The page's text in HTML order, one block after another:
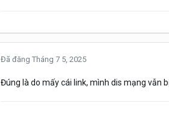
Đã đăng Tháng 7 5, 2025
Đúng là do mấy cái link, mình dis mạng vẫn